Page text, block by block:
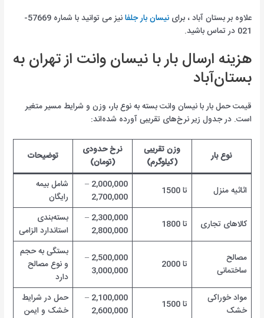
علاوه بر بستان آباد ، براینیسان بار جلفا
نیز می توانید با شماره 57669-
021 در تماس باشید.
هزینه ارسال بار با نیسان وانت از تهران به
بستان‌آباد
قیمت حمل بار با نیسان وانت بسته به نوع بار، وزن و شرایط مسیر متغیر
است. در جدول زیر نرخ‌های تقریبی آورده شده‌اند:
نوع بار
وزن تقریبی
(کیلوگرم)
نرخ حدودی
(تومان)
توضیحات
اثاثیه منزل تا 1500
2,000,000 –
2,700,000
شامل بیمه
رایگان
کالاهای تجاری تا 1800
2,300,000 –
2,800,000
بسته‌بندی
استاندارد الزامی
مصالح
ساختمانی
تا 2000
2,500,000 –
3,000,000
بستگی به حجم
و نوع مصالح
دارد
مواد خوراکی
خشک
تا 1500
2,100,000 –
2,600,000
حمل در شرایط
خشک و ایمن